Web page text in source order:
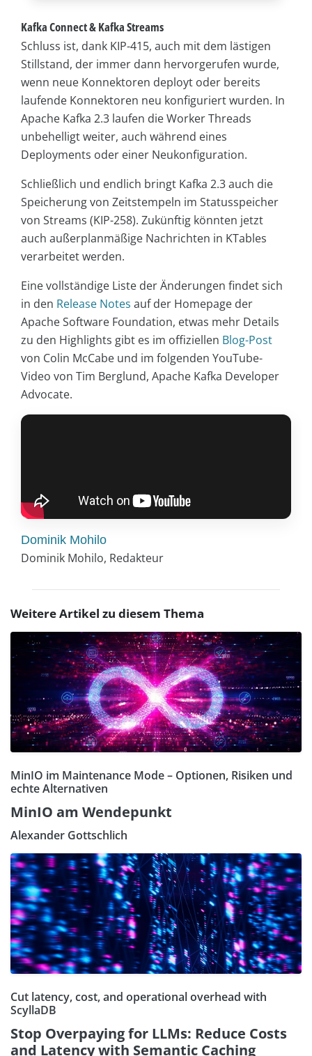
Kafka Connect & Kafka Streams
Schluss ist, dank KIP-415, auch mit dem lästigen
Stillstand, der immer dann hervorgerufen wurde,
wenn neue Konnektoren deployt oder bereits
laufende Konnektoren neu konfiguriert wurden. In
Apache Kafka 2.3 laufen die Worker Threads
unbehelligt weiter, auch während eines
Deployments oder einer Neukonfiguration.
Schließlich und endlich bringt Kafka 2.3 auch die
Speicherung von Zeitstempeln im Statusspeicher
von Streams (KIP-258). Zukünftig könnten jetzt
auch außerplanmäßige Nachrichten in KTables
verarbeitet werden.
Eine vollständige Liste der Änderungen findet sich
in den Release Notes auf der Homepage der
Apache Software Foundation, etwas mehr Details
zu den Highlights gibt es im offiziellen Blog-Post
von Colin McCabe und im folgenden YouTube-
Video von Tim Berglund, Apache Kafka Developer
Advocate.
Dominik Mohilo
Dominik Mohilo, Redakteur
Weitere Artikel zu diesem Thema
MinIO im Maintenance Mode – Optionen, Risiken und
echte Alternativen
MinIO am Wendepunkt
Alexander Gottschlich
Cut latency, cost, and operational overhead with
ScyllaDB
Stop Overpaying for LLMs: Reduce Costs
and Latency with Semantic Caching